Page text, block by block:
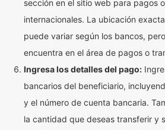
sección en el sitio web para pagos
internacionales. La ubicación
puede variar según los bancos,
encuentra en el área de pagos o
Ingresa los detalles del pago:
bancarios del beneficiario,
y el número de cuenta bancaria.
la cantidad que deseas transferir y